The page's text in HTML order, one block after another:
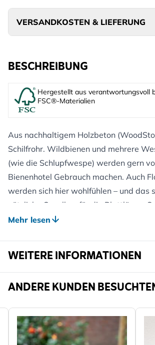
VERSANDKOSTEN & LIEFERUNG
BESCHREIBUNG
Hergestellt aus verantwortungsvoll
FSC®-Materialien
Aus nachhaltigem Holzbeton
Schilfrohr. Wildbienen und mehrere
(wie die Schlupfwespe) werden gern
Bienenhotel Gebrauch machen. Auch
werden sich hier wohlfühlen – und das
nützliche Gesellen, für die Blattläuse,
und kleine Raupen eine Delikatesse
Mehr lesen
WEITERE INFORMATIONEN
Artikelnr.
G-
Marke CJ Wildlife
Breite 190 mm
ANDERE KUNDEN